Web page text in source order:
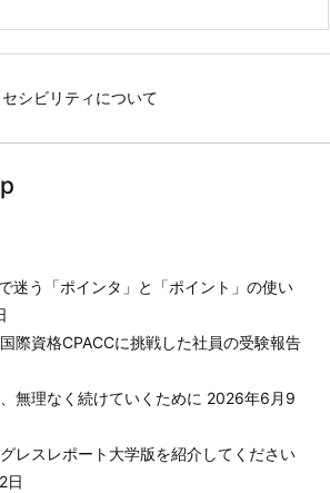
シビリティについて
迷う「ポインタ」と「ポイント」の使い
際資格CPACCに挑戦した社員の受験報告
無理なく続けていくために 2026年6月9
レスレポート大学版を紹介してください
日